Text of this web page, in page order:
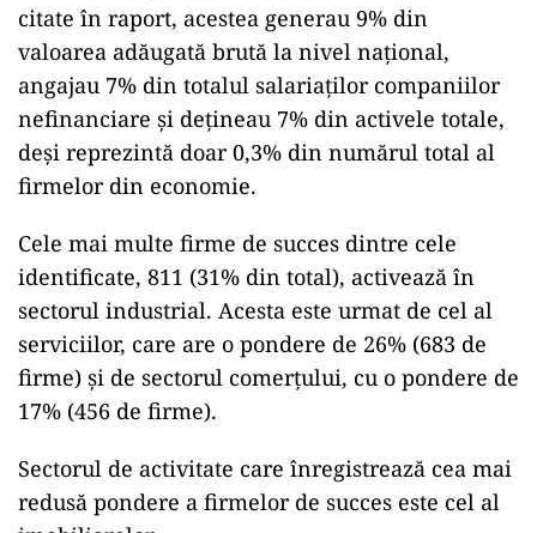
citate în raport, acestea generau 9% din
valoarea adăugată brută la nivel național,
angajau 7% din totalul salariaților companiilor
nefinanciare și dețineau 7% din activele totale,
deși reprezintă doar 0,3% din numărul total al
firmelor din economie.
Cele mai multe firme de succes dintre cele
identificate, 811 (31% din total), activează în
sectorul industrial. Acesta este urmat de cel al
serviciilor, care are o pondere de 26% (683 de
firme) și de sectorul comerțului, cu o pondere de
17% (456 de firme).
Sectorul de activitate care înregistrează cea mai
redusă pondere a firmelor de succes este cel al